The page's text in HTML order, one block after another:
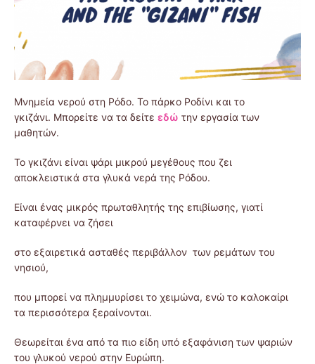
Μνημεία νερού στη Ρόδο. Το πάρκο Ροδίνι και το
γκιζάνι. Μπορείτε να τα δείτε εδώ την εργασία των
μαθητών.
Το γκιζάνι είναι ψάρι μικρού μεγέθους που ζει
αποκλειστικά στα γλυκά νερά της Ρόδου.
Είναι ένας μικρός πρωταθλητής της επιβίωσης, γιατί
καταφέρνει να ζήσει
στο εξαιρετικά ασταθές περιβάλλον των ρεμάτων του
νησιού,
που μπορεί να πλημμυρίσει το χειμώνα, ενώ το καλοκαίρι
τα περισσότερα ξεραίνονται.
Θεωρείται ένα από τα πιο είδη υπό εξαφάνιση των ψαριών
του γλυκού νερού στην Ευρώπη.